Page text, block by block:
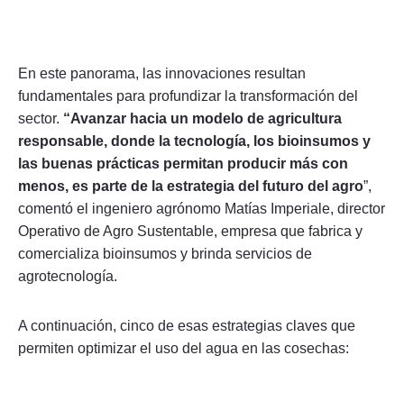
En este panorama, las innovaciones resultan
fundamentales para profundizar la transformación del
sector. “Avanzar hacia un modelo de agricultura
responsable, donde la tecnología, los bioinsumos y
las buenas prácticas permitan producir más con
menos, es parte de la estrategia del futuro del agro”,
comentó el ingeniero agrónomo Matías Imperiale, director
Operativo de Agro Sustentable, empresa que fabrica y
comercializa bioinsumos y brinda servicios de
agrotecnología.
A continuación, cinco de esas estrategias claves que
permiten optimizar el uso del agua en las cosechas: